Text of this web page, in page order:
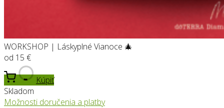
WORKSHOP | Láskyplné Vianoce 🎄
od 15 €
Kúpiť
Skladom
Možnosti doručenia a platby